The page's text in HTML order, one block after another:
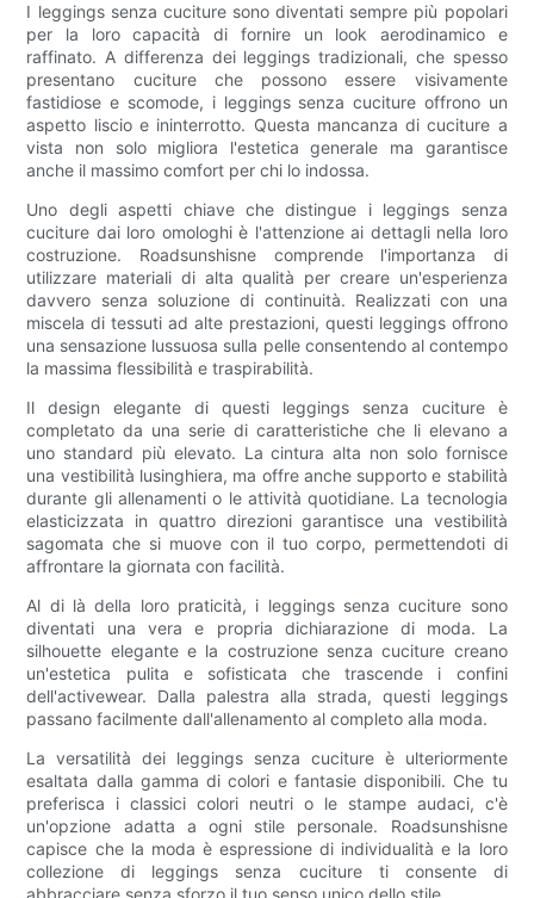
I leggings senza cuciture sono diventati sempre più popolari
per la loro capacità di fornire un look aerodinamico e
raffinato. A differenza dei leggings tradizionali, che spesso
presentano cuciture che possono essere visivamente
fastidiose e scomode, i leggings senza cuciture offrono un
aspetto liscio e ininterrotto. Questa mancanza di cuciture a
vista non solo migliora l'estetica generale ma garantisce
anche il massimo comfort per chi lo indossa.
Uno degli aspetti chiave che distingue i leggings senza
cuciture dai loro omologhi è l'attenzione ai dettagli nella loro
costruzione. Roadsunshisne comprende l'importanza di
utilizzare materiali di alta qualità per creare un'esperienza
davvero senza soluzione di continuità. Realizzati con una
miscela di tessuti ad alte prestazioni, questi leggings offrono
una sensazione lussuosa sulla pelle consentendo al contempo
la massima flessibilità e traspirabilità.
Il design elegante di questi leggings senza cuciture è
completato da una serie di caratteristiche che li elevano a
uno standard più elevato. La cintura alta non solo fornisce
una vestibilità lusinghiera, ma offre anche supporto e stabilità
durante gli allenamenti o le attività quotidiane. La tecnologia
elasticizzata in quattro direzioni garantisce una vestibilità
sagomata che si muove con il tuo corpo, permettendoti di
affrontare la giornata con facilità.
Al di là della loro praticità, i leggings senza cuciture sono
diventati una vera e propria dichiarazione di moda. La
silhouette elegante e la costruzione senza cuciture creano
un'estetica pulita e sofisticata che trascende i confini
dell'activewear. Dalla palestra alla strada, questi leggings
passano facilmente dall'allenamento al completo alla moda.
La versatilità dei leggings senza cuciture è ulteriormente
esaltata dalla gamma di colori e fantasie disponibili. Che tu
preferisca i classici colori neutri o le stampe audaci, c'è
un'opzione adatta a ogni stile personale. Roadsunshisne
capisce che la moda è espressione di individualità e la loro
collezione di leggings senza cuciture ti consente di